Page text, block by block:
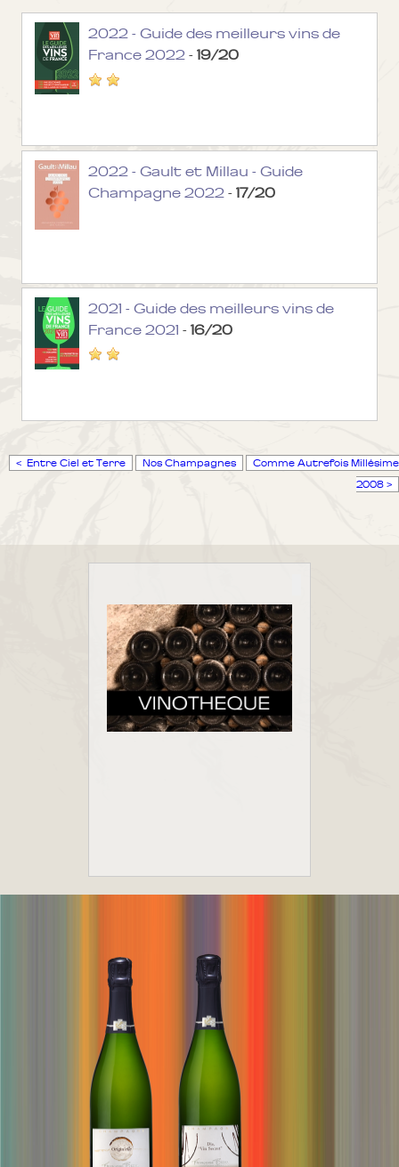
2022 - Guide des meilleurs vins de
France 2022 -19/20
2022 - Gault et Millau - Guide
Champagne 2022 -17/20
2021 - Guide des meilleurs vins de
France 2021 -16/20
< Entre Ciel et Terre Nos Champagnes
Comme Autrefois Millésime
2008 >